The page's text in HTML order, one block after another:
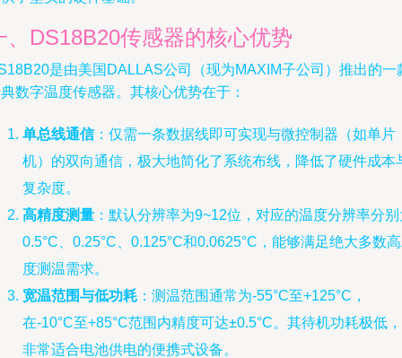
、DS18B20传感器的核心优势
是由美国DALLAS公司（现为MAXIM子公司）推出的一
数字温度传感器。其核心优势在于：
单总线通信：仅需一条数据线即可实现与微控制器（如单片
机）的双向通信，极大地简化了系统布线，降低了硬件成本
复杂度。
高精度测量 ：默认分辨率为9~12位，对应的温度分辨率分
0.5°C、0.25°C、0.125°C和0.0625°C，能够满足绝大多数
度测温需求。
宽温范围与低功耗 ：测温范围通常为-55°C至+125°C，
在-10°C至+85°C范围内精度可达±0.5°C。其待机功耗极低，
非常适合电池供电的便携式设备。